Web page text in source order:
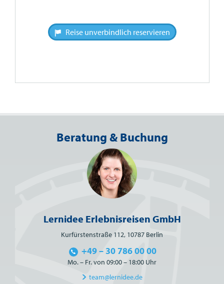
Reise unverbindlich reservieren
Beratung & Buchung
Lernidee Erlebnisreisen GmbH
Kurfürstenstraße 112, 10787 Berlin
+49 – 30 786 00 00
Mo. – Fr. von 09:00 – 18:00 Uhr
team@lernidee.de